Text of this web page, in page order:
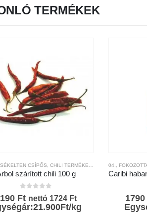
TERMÉKEK
KONYHA,NEMZETKÖZI KONYHA, NEMZETKÖZI MÁRKÁK
SKÁLA ,MÁRKÁK,MEXIKÓI KONYHA,
CSÍPŐS CHILI TERMÉKEK CSÍPŐSSÉGI-SKÁLA
szárított chili 100 g
az 5-ből
Ft nettó 1724 Ft
kg
04.,